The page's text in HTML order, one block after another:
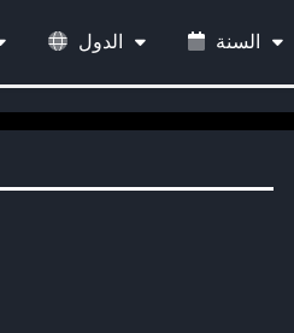
الدول السنة